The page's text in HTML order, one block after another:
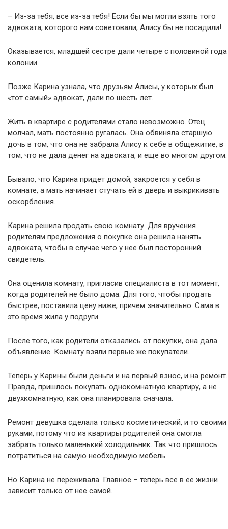
– Из-за тебя, все из-за тебя! Если бы мы могли взять того
адвоката, которого нам советовали, Алису бы не посадили!
Оказывается, младшей сестре дали четыре с половиной года
колонии.
Позже Карина узнала, что друзьям Алисы, у которых был
«тот самый» адвокат, дали по шесть лет.
Жить в квартире с родителями стало невозможно. Отец
молчал, мать постоянно ругалась. Она обвиняла старшую
дочь в том, что она не забрала Алису к себе в общежитие, в
том, что не дала денег на адвоката, и еще во многом другом.
Бывало, что Карина придет домой, закроется у себя в
комнате, а мать начинает стучать ей в дверь и выкрикивать
оскорбления.
Карина решила продать свою комнату. Для вручения
родителям предложения о покупке она решила нанять
адвоката, чтобы в случае чего у нее был посторонний
свидетель.
Она оценила комнату, пригласив специалиста в тот момент,
когда родителей не было дома. Для того, чтобы продать
быстрее, поставила цену ниже, причем значительно. Сама в
это время жила у подруги.
После того, как родители отказались от покупки, она дала
объявление. Комнату взяли первые же покупатели.
Теперь у Карины были деньги и на первый взнос, и на ремонт.
Правда, пришлось покупать однокомнатную квартиру, а не
двухкомнатную, как она планировала сначала.
Ремонт девушка сделала только косметический, и то своими
руками, потому что из квартиры родителей она смогла
забрать только маленький холодильник. Так что пришлось
потратиться на самую необходимую мебель.
Но Карина не переживала. Главное – теперь все в ее жизни
зависит только от нее самой.